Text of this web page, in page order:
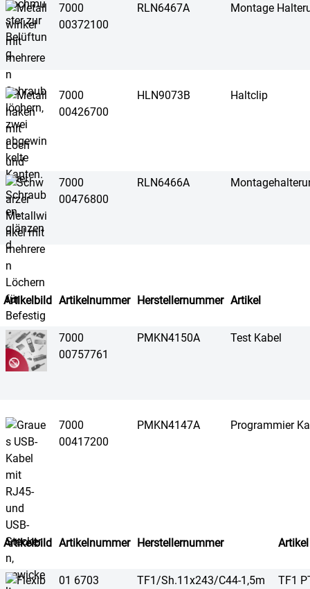
7000
00372100
RLN6467A Montage
7000
00426700
HLN9073B Haltclip
7000
00476800
RLN6466A
Artikelbild Artikelnummer Herstellernummer Artikel
7000
00757761
PMKN4150A Test Kabel
7000
00417200
PMKN4147A Programmier
Artikelbild Artikelnummer Herstellernummer Artikel
01 6703
TF1/Sh.11x243/C44-1,5m TF1